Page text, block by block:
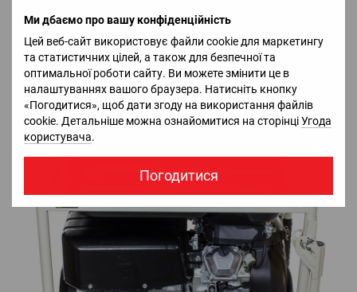
Ми дбаємо про вашу конфіденційність
Цей веб-сайт використовує файли cookie для маркетингу
та статистичних цілей, а також для безпечної та
оптимальної роботи сайту. Ви можете змінити це в
налаштуваннях вашого браузера. Натисніть кнопку
«Погодитися», щоб дати згоду на використання файлів
cookie. Детальніше можна ознайомитися на сторінціУгода
користувача.
Погодитися
аварійною системою вимкнення. Тут же знаходяться 4
розетки змінного струму, вихід постійного струму в 12 В і
лічильник мотогодин.